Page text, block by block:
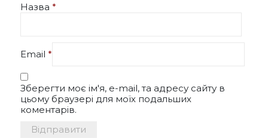
Назва *
Email *
Зберегти моє ім'я, e-mail, та адресу сайту в
цьому браузері для моїх подальших
коментарів.